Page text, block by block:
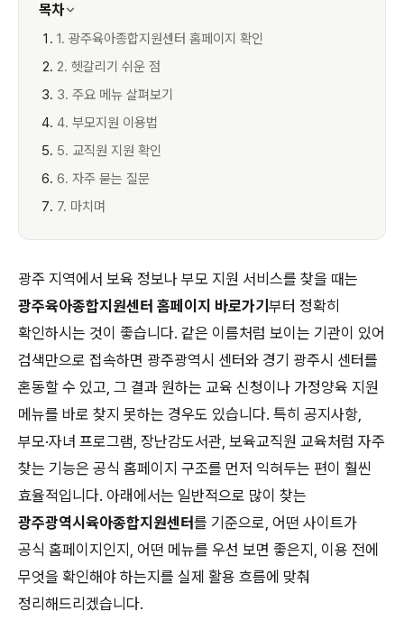
목차
1. 광주육아종합지원센터 홈페이지 확인
2. 헷갈리기 쉬운 점
3. 주요 메뉴 살펴보기
4. 부모지원 이용법
5. 교직원 지원 확인
6. 자주 묻는 질문
7. 마치며
광주 지역에서 보육 정보나 부모 지원 서비스를 찾을 때는
광주육아종합지원센터 홈페이지 바로가기 부터 정확히
확인하시는 것이 좋습니다. 같은 이름처럼 보이는 기관이 있어
검색만으로 접속하면 광주광역시 센터와 경기 광주시 센터를
혼동할 수 있고, 그 결과 원하는 교육 신청이나 가정양육 지원
메뉴를 바로 찾지 못하는 경우도 있습니다. 특히 공지사항,
부모·자녀 프로그램, 장난감도서관, 보육교직원 교육처럼 자주
찾는 기능은 공식 홈페이지 구조를 먼저 익혀두는 편이 훨씬
효율적입니다. 아래에서는 일반적으로 많이 찾는
광주광역시육아종합지원센터를 기준으로, 어떤 사이트가
공식 홈페이지인지, 어떤 메뉴를 우선 보면 좋은지, 이용 전에
무엇을 확인해야 하는지를 실제 활용 흐름에 맞춰
정리해드리겠습니다.